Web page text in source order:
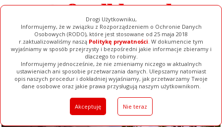
Drogi Użytkowniku,
Informujemy, że w związku z Rozporządzeniem o Ochronie Danych
Osobowych (RODO), które jest stosowane od 25 maja 2018
r.zaktualizowaliśmy naszą Politykę prywatności. W dokumencie tym
wyjaśniamy w sposób przejrzysty i bezpośredni jakie informacje zbieramy i
dlaczego to robimy.
Informujemy jednocześnie, że nie zmieniamy niczego w aktualnych
ustawieniach ani sposobie przetwarzania danych. Ulepszamy natomiast
opis naszych procedur i dokładniej wyjaśniamy, jak przetwarzamy Twoje
dane osobowe oraz jakie prawa przysługują naszym użytkownikom.
Akceptuję Nie teraz
Ogłoszenia Filmy Galerie Baza Firm Pełna Wersja